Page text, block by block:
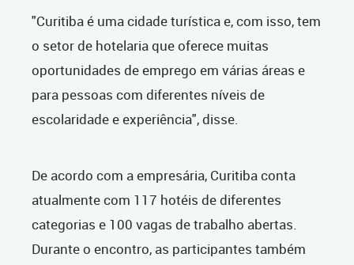
"Curitiba é uma cidade turística e, com isso, tem
o setor de hotelaria que oferece muitas
oportunidades de emprego em várias áreas e
para pessoas com diferentes níveis de
escolaridade e experiência", disse.
De acordo com a empresária, Curitiba conta
atualmente com 117 hotéis de diferentes
categorias e 100 vagas de trabalho abertas.
Durante o encontro, as participantes também